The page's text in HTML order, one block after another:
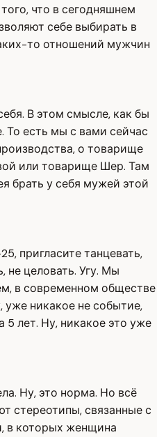
что в сегодняшнем
себе выбирать в
то отношений мужчин
В этом смысле, как бы
То есть мы с вами сейчас
о товарище
или товарище Шер. Там
брать у себя мужей этой
пригласите танцевать,
не целовать. Угу. Мы
в современном обществе
уже никакое не событие,
лет. Ну, никакое это уже
Ну, это норма. Но всё
стереотипы, связанные с
в которых женщина